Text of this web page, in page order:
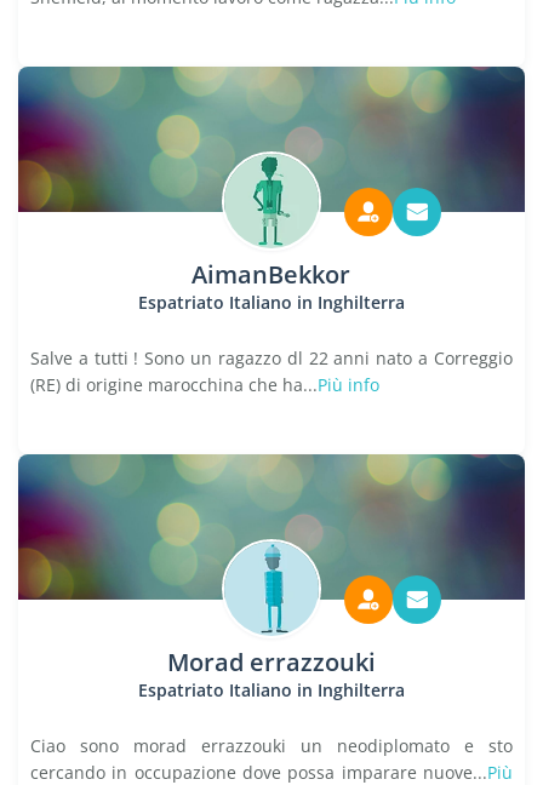
AimanBekkor
Espatriato Italiano in Inghilterra
Salve a tutti ! Sono un ragazzo dl 22 anni nato a Correggio
(RE) di origine marocchina che ha...Più info
Morad errazzouki
Espatriato Italiano in Inghilterra
Ciao sono morad errazzouki un neodiplomato e sto
cercando in occupazione dove possa imparare nuove...Più